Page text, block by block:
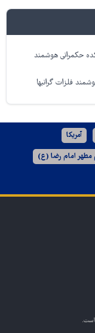
حکمرانی هوشمند
فلزات گرانبها
آمریکا
مطهر امام رضا (ع)